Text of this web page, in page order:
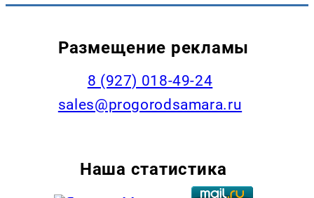
Размещение рекламы
8 (927) 018-49-24
sales@progorodsamara.ru
Наша статистика